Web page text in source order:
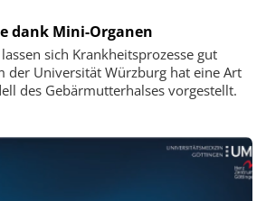
dank Mini-Organen
sich Krankheitsprozesse gut
der Universität Würzburg hat eine Art
des Gebärmutterhalses vorgestellt.